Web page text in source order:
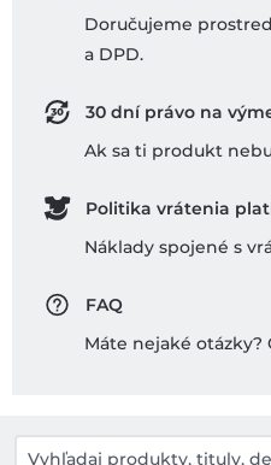
Doručujeme
a DPD.
30 dní právo na
Ak sa ti produkt
Politika vrátenia
Náklady spojené s
FAQ
Máte nejaké